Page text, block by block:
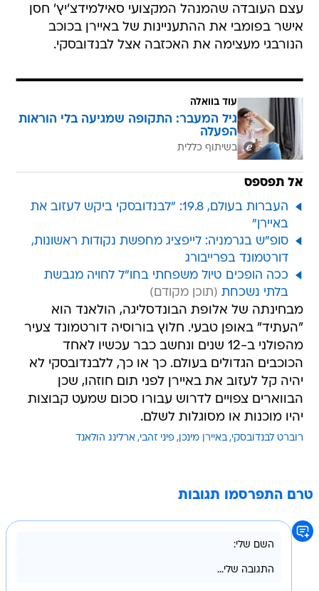
הנורבגי מעצימה את האכזבה אצל לבנדובסקי.
גיל המעבר: התקופה שמגיעה בלי הוראות
הפעלה
בשיתוף כללית
אל תפספס
העברות בעולם, 19.8: "לבנדובסקי ביקש לעזוב את
באיירן"
סופ"ש בגרמניה: לייפציג מחפשת נקודות ראשונות,
דורטמונד בפרייבורג
ככה הופכים טיול משפחתי בחו"ל לחויה מגבשת
בלתי נשכחת
מבחינתה של אלופת הבונדסליגה, הולאנד הוא
"העתיד" באופן טבעי. חלוץ בורוסיה דורטמונד צעיר
מהפולני ב-12 שנים ונחשב כבר עכשיו לאחד
הכוכבים הגדולים בעולם. כך או כך, ללבנדובסקי לא
יהיה קל לעזוב את באיירן לפני תום חוזהו, שכן
הבווארים צפויים לדרוש עבורו סכום שמעט קבוצות
יהיו מוכנות או מסוגלות לשלם.
רוברט לבנדובסקי באיירן מינכן פיני זהבי ארלינג הולאנד